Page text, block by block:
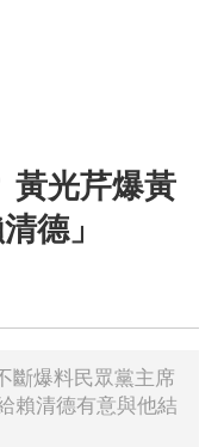
黃光芹爆黃
德」
斷爆料民眾黨主席
賴清德有意與他結